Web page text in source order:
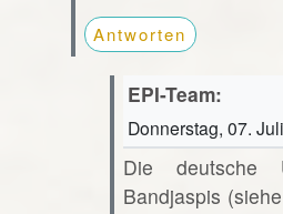
Antworten
EPI-Team:
Donnerstag, 07.
Die deutsche
Bandjaspis